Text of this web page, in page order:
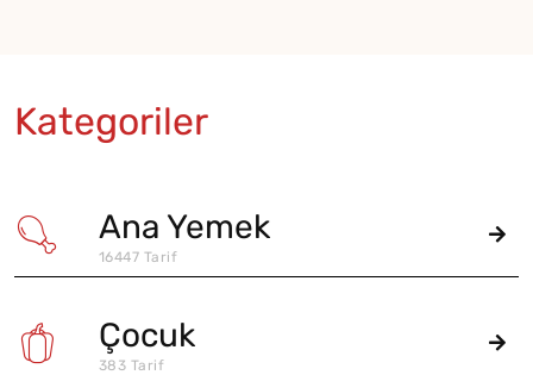
Kategoriler
Ana Yemek
16447 Tarif
Çocuk
383 Tarif